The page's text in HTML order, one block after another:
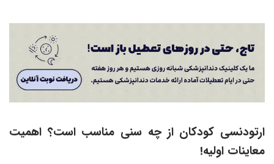
ارتودنسی کودکان از چه سنی مناسب است؟ اهمیت
معاینات اولیه!